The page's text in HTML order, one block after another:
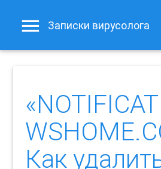
Записки вирусолога
Как